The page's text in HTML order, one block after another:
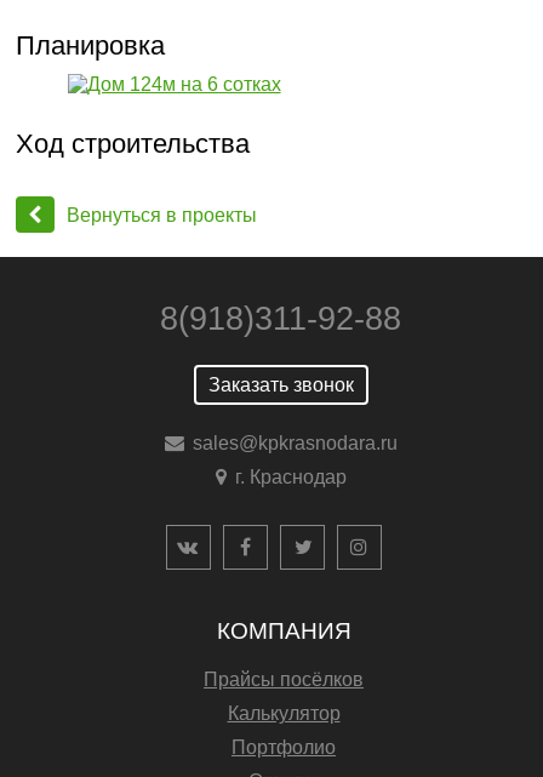
Планировка
Ход строительства
Вернуться в проекты
8(918)311-92-88
Заказать звонок
sales@kpkrasnodara.ru
г. Краснодар
КОМПАНИЯ
Прайсы посёлков
Калькулятор
Портфолио